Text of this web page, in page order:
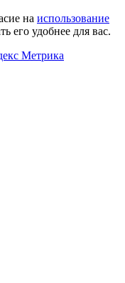
на использование
его удобнее для вас.
Метрика